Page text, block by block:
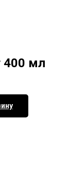
400 мл